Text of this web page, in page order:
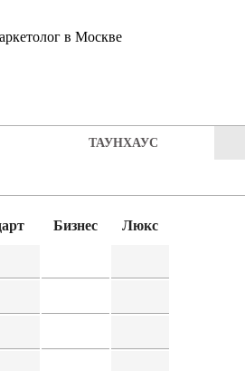
в Москве
ТАУНХАУС
Бизнес Люкс